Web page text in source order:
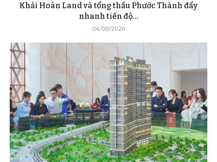
Khải Hoàn Land và tổng thầu Phước Thành đẩy
nhanh tiến độ...
04/08/2026